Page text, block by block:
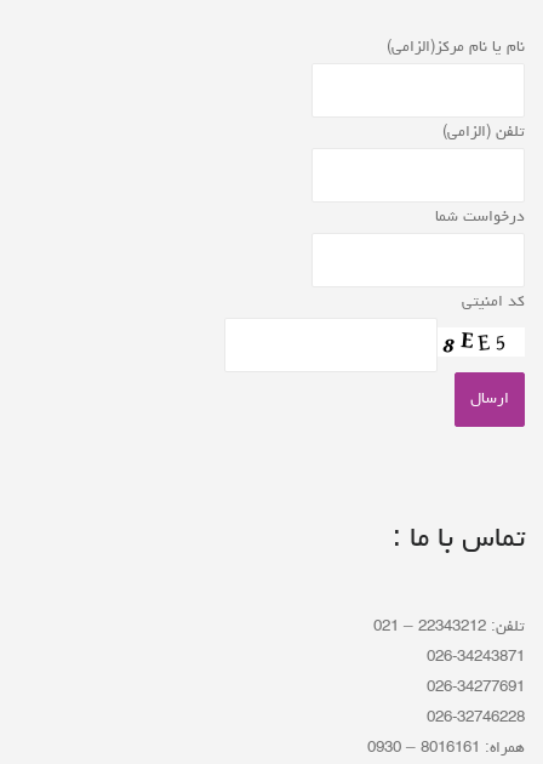
نام یا نام مرکز(الزامی)
تلفن (الزامی)
درخواست شما
کد امنیتی
تماس با ما :
تلفن: 22343212 – 021
026-34243871
026-34277691
026-32746228
همراه: 8016161 – 0930